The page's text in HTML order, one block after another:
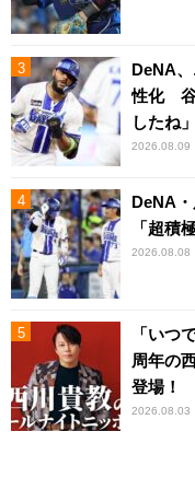
DeNA
性化 谷
したね」
2026.08.09
DeNA
「超積
2026.08.08
「いつ
周年の
登場！
2026.08.03